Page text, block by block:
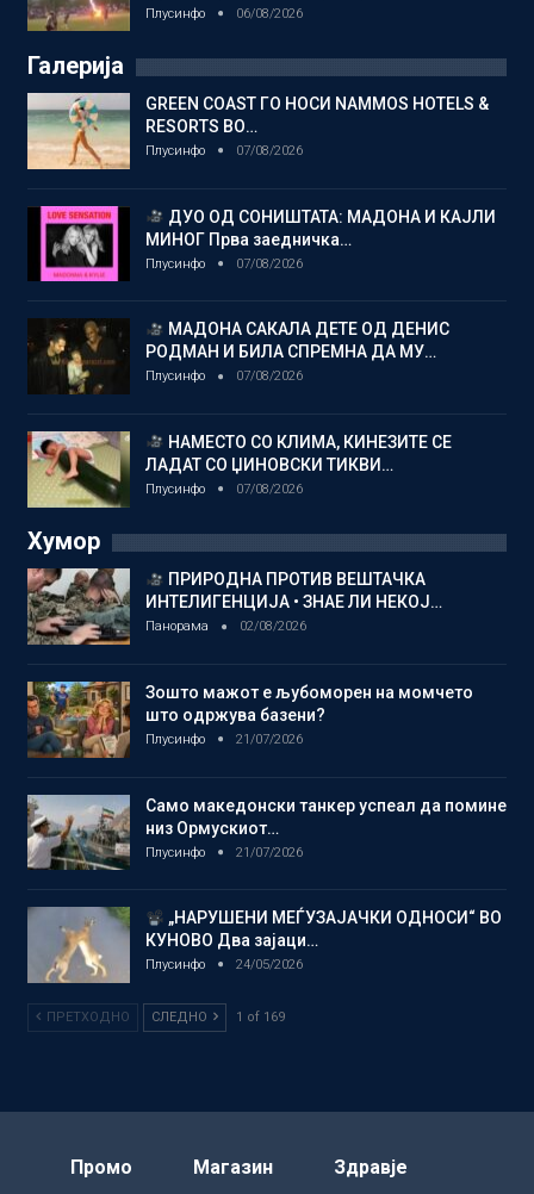
Плусинфо 06/08/2026
Галерија
GREEN COAST ГО НОСИ NAMMOS HOTELS &
RESORTS ВО…
Плусинфо 07/08/2026
ДУО ОД СОНИШТАТА: МАДОНА И КАЈЛИ
МИНОГ Прва заедничка…
Плусинфо 07/08/2026
МАДОНА САКАЛА ДЕТЕ ОД ДЕНИС
РОДМАН И БИЛА СПРЕМНА ДА МУ…
Плусинфо 07/08/2026
НАМЕСТО СО КЛИМА, КИНЕЗИТЕ СЕ
ЛАДАТ СО ЏИНОВСКИ ТИКВИ…
Плусинфо 07/08/2026
Хумор
ПРИРОДНА ПРОТИВ ВЕШТАЧКА
ИНТЕЛИГЕНЦИЈА • ЗНАЕ ЛИ НЕКОЈ…
Панорама 02/08/2026
Зошто мажот е љубоморен на момчето
што одржува базени?
Плусинфо 21/07/2026
Само македонски танкер успеал да помине
низ Ормускиот…
Плусинфо 21/07/2026
„НАРУШЕНИ МЕЃУЗАЈАЧКИ ОДНОСИ“ ВО
КУНОВО Два зајаци…
Плусинфо 24/05/2026
ПРЕТХОДНО СЛЕДНО 1 of 169
Промо Магазин Здравје